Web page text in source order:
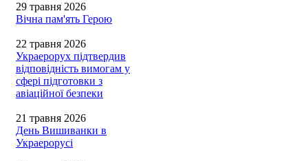
29 травня 2026
Вічна пам'ять Герою
22 травня 2026
Украерорух підтвердив
відповідність вимогам у
сфері підготовки з
авіаційної безпеки
21 травня 2026
День Вишиванки в
Украерорусі